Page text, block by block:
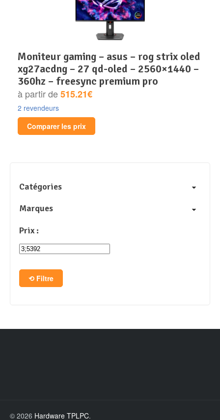
moniteur gaming – asus – rog strix oled
xg27acdng – 27 qd-oled – 2560×1440 –
360hz – freesync premium pro
à partir de515.21€
2 revendeurs
Comparer les prix
Catégories
Marques
Prix :
Filtre
© 2026 Hardware TPLPC.